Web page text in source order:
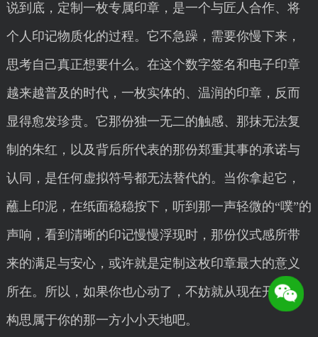
说到底，定制一枚专属印章，是一个与匠人合作、将
个人印记物质化的过程。它不急躁，需要你慢下来，
思考自己真正想要什么。在这个数字签名和电子印章
越来越普及的时代，一枚实体的、温润的印章，反而
显得愈发珍贵。它那份独一无二的触感、那抹无法复
制的朱红，以及背后所代表的那份郑重其事的承诺与
认同，是任何虚拟符号都无法替代的。当你拿起它，
蘸上印泥，在纸面稳稳按下，听到那一声轻微的“噗”的
声响，看到清晰的印记慢慢浮现时，那份仪式感所带
来的满足与安心，或许就是定制这枚印章最大的意义
所在。所以，如果你也心动了，不妨就从现在开始，
构思属于你的那一方小小天地吧。